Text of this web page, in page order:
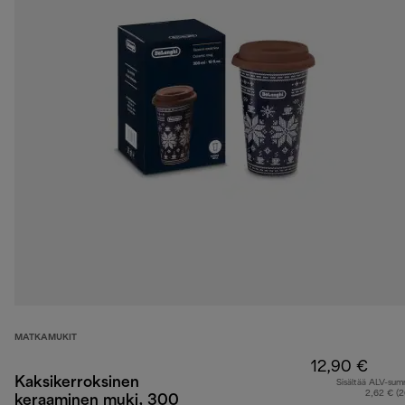
MATKAMUKIT
Kaksikerroksinen
keraaminen muki, 300
12,90 €
Sisältää ALV-
2,62 €